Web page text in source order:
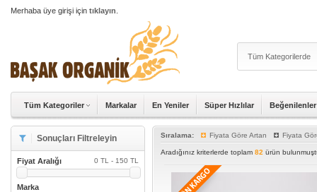
Merhaba üye girişi için tıklayın
Tüm Kategoriler Markalar En Yeniler Süper Hızlılar Beğenilenler
Sonuçları Filtreleyin
Fiyat Aralığı 0 TL - 150 TL
Marka
Sıralama: Fiyata Göre Artan Fiyata
Aradığınız kriterlerde toplam 82 ürün